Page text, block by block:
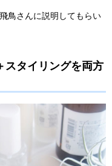
鳥さんに説明してもらい
スタイリングを両方